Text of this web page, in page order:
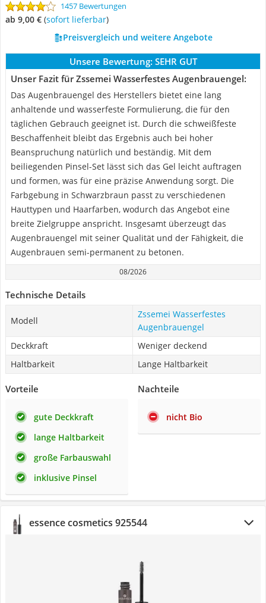
1457 Bewertungen
ab 9,00 € ( Sofort lieferbar)
Preisvergleich und weitere Angebote
Unsere Bewertung: SEHR GUT
Unser Fazit für Zssemei Wasserfestes Augenbrauengel:
Das Augenbrauengel des Herstellers bietet eine lang
anhaltende und wasserfeste Formulierung, die für den
täglichen Gebrauch geeignet ist. Durch die schweißfeste
Beschaffenheit bleibt das Ergebnis auch bei hoher
Beanspruchung natürlich und beständig. Mit dem
beiliegenden Pinsel-Set lässt sich das Gel leicht auftragen
und formen, was für eine präzise Anwendung sorgt. Die
Farbgebung in Schwarzbraun passt zu verschiedenen
Hauttypen und Haarfarben, wodurch das Angebot eine
breite Zielgruppe anspricht. Insgesamt überzeugt das
Augenbrauengel mit seiner Qualität und der Fähigkeit, die
Augenbrauen semi-permanent zu betonen.
08/2026
Technische Details
Modell
Zssemei Wasserfestes
Augenbrauengel
Deckkraft
Weniger deckend
Haltbarkeit
Lange Haltbarkeit
Vorteile
gute Deckkraft
lange Haltbarkeit
große Farbauswahl
inklusive Pinsel
Nachteile
nicht Bio
essence cosmetics 925544